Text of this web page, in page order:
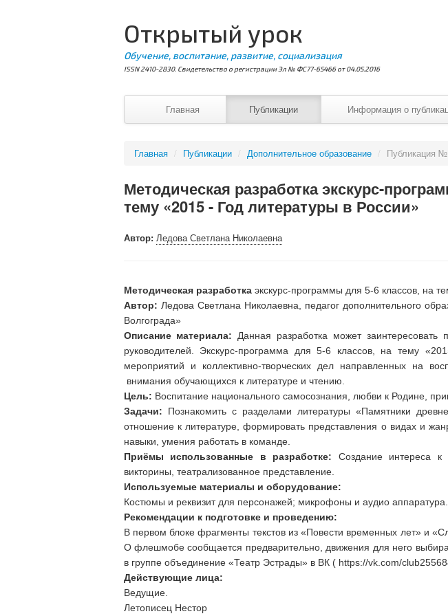
Открытый урок
Обучение, воспитание, развитие, социализация
ISSN 2410-2830. Свидетельство о регистрации Эл № ФС77-65466 от 04.05.2016
Главная Публикации Информация о
Главная / Публикации / Дополнительное образование / Публикация
Методическая разработка экскурс-
тему «2015 - Год литературы в России»
Автор: Ледова Светлана Николаевна
Методическая разработкаэкскурс-программы для 5-6 классов, на
Автор: Ледова Светлана Николаевна, педагог дополнительного
Волгограда»
Описание материала: Данная разработка может заинтересовать
руководителей. Экскурс-программа для 5-6 классов, на тему
мероприятий и коллективно-творческих дел направленных на
внимания обучающихся к литературе и чтению.
Цель: Воспитание национального самосознания, любви к Родине,
Задачи: Познакомить с разделами литературы «Памятники
отношение к литературе, формировать представления о видах и
навыки, умения работать в команде.
Приёмы использованные в разработке: Создание интереса к
викторины, театрализованное представление.
Используемые материалы и оборудование:
Костюмы и реквизит для персонажей; микрофоны и аудио аппаратура.
Рекомендации к подготовке и проведению:
В первом блоке фрагменты текстов из «Повести временных лет» и
О флешмобе сообщается предварительно, движения для него
в группе объединение «Театр Эстрады» в ВК ( https://vk.com/
Действующие лица:
Ведущие.
Летописец Нестор